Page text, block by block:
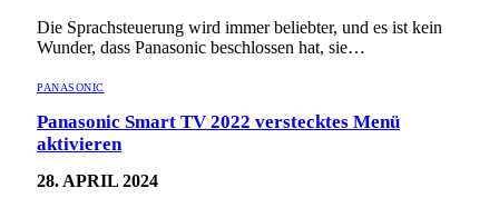
Die Sprachsteuerung wird immer beliebter, und es ist kein
Wunder, dass Panasonic beschlossen hat, sie…
PANASONIC
Panasonic Smart TV 2022 verstecktes Menü
aktivieren
28. APRIL 2024